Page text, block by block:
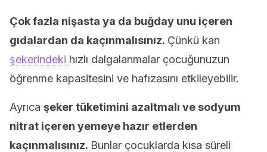
Çok fazla nişasta ya da buğday unu içeren
gıdalardan da kaçınmalısınız. Çünkü kan
şekerindeki hızlı dalgalanmalar çocuğunuzun
öğrenme kapasitesini ve hafızasını etkileyebilir.
Ayrıca şeker tüketimini azaltmalı ve sodyum
nitrat içeren yemeye hazır etlerden
kaçınmalısınız. Bunlar çocuklarda kısa süreli